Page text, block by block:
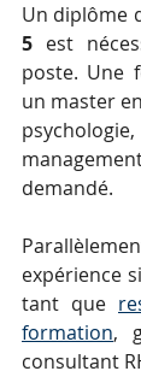
Un diplôme
5 est
poste. Une
un master
demandé.
expérience
tant que
formation,
consultant